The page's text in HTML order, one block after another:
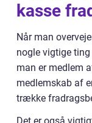
kasse
Når man
nogle vigtige
man er medlem
medlemskab af
trække